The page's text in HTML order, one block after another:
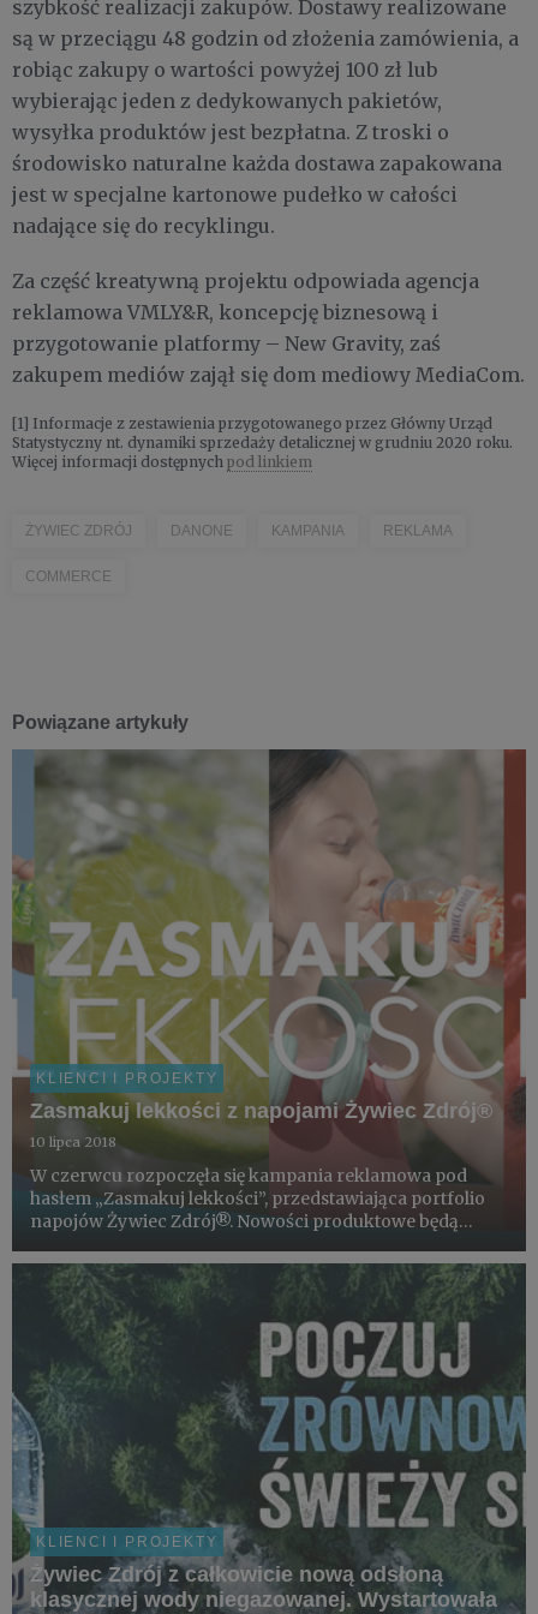
szybkość realizacji zakupów. Dostawy realizowane
są w przeciągu 48 godzin od złożenia zamówienia, a
robiąc zakupy o wartości powyżej 100 zł lub
wybierając jeden z dedykowanych pakietów,
wysyłka produktów jest bezpłatna. Z troski o
środowisko naturalne każda dostawa zapakowana
jest w specjalne kartonowe pudełko w całości
nadające się do recyklingu.
Za część kreatywną projektu odpowiada agencja
reklamowa VMLY&R, koncepcję biznesową i
przygotowanie platformy – New Gravity, zaś
zakupem mediów zajął się dom mediowy MediaCom.
[1] Informacje z zestawienia przygotowanego przez Główny Urząd
Statystyczny nt. dynamiki sprzedaży detalicznej w grudniu 2020 roku.
Więcej informacji dostępnych pod linkiem
ŻYWIEC ZDRÓJ DANONE KAMPANIA REKLAMA
COMMERCE
Powiązane artykuły
KLIENCI I PROJEKTY
Zasmakuj lekkości z napojami Żywiec Zdrój®
10 lipca 2018
W czerwcu rozpoczęła się kampania reklamowa pod
hasłem „Zasmakuj lekkości”, przedstawiająca portfolio
napojów Żywiec Zdrój®. Nowości produktowe będą
nośnikach OOH oraz w sklepach. Za koncept, kreację
oraz działania w Inter...
KLIENCI I PROJEKTY
Żywiec Zdrój z całkowicie nową odsłoną
klasycznej wody niegazowanej. Wystartowała